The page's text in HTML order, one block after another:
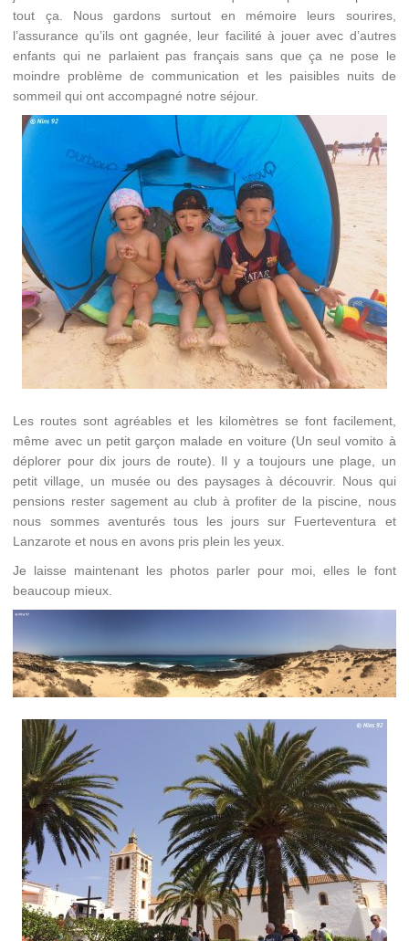
tout ça. Nous gardons surtout en mémoire leurs sourires,
l’assurance qu’ils ont gagnée, leur facilité à jouer avec d’autres
enfants qui ne parlaient pas français sans que ça ne pose le
moindre problème de communication et les paisibles nuits de
sommeil qui ont accompagné notre séjour.
Les routes sont agréables et les kilomètres se font facilement,
même avec un petit garçon malade en voiture (Un seul vomito à
déplorer pour dix jours de route). Il y a toujours une plage, un
petit village, un musée ou des paysages à découvrir. Nous qui
pensions rester sagement au club à profiter de la piscine, nous
nous sommes aventurés tous les jours sur Fuerteventura et
Lanzarote et nous en avons pris plein les yeux.
Je laisse maintenant les photos parler pour moi, elles le font
beaucoup mieux.